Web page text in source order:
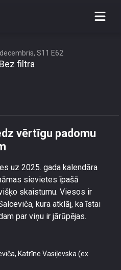
sniedz vērtīgu
S11 E62
filtra
vērtīgu padomu
uz 2025. gada kalendāra
sievietes īpašā
skaistumu. Viesos ir
kura atklāj, ka īstai
par viņu ir jārūpējas.
Katrīne Vasiļevska (ex